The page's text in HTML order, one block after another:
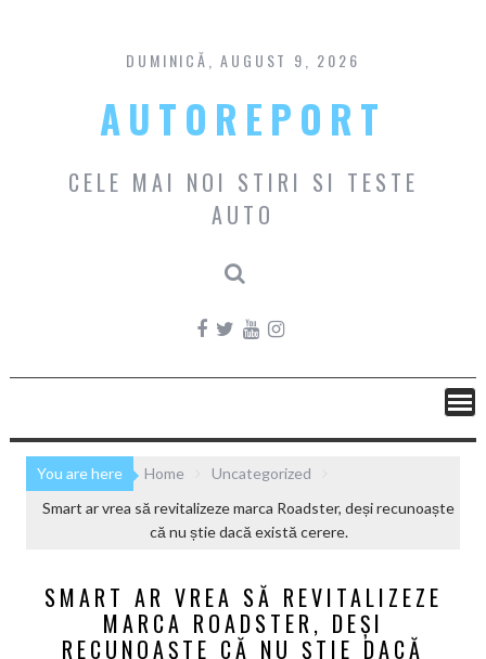
content
DUMINICĂ, AUGUST 9, 2026
AUTOREPORT
CELE MAI NOI STIRI SI TESTE
AUTO
You are here Home
Uncategorized
Smart ar vrea să revitalizeze marca Roadster, deși recunoaște
că nu știe dacă există cerere.
SMART AR VREA SĂ REVITALIZEZE
MARCA ROADSTER, DEȘI
RECUNOAȘTE CĂ NU ȘTIE DACĂ